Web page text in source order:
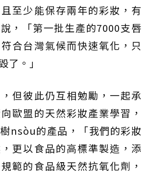
至少能保存兩年的彩妝，有
，「第一批生產的7000支唇
合台灣氣候而快速氧化，只
了。」
但彼此仍互相勉勵，一起承
歐盟的天然彩妝產業學習，
nsòu的產品，「我們的彩妝
更以食品的高標準製造，添
範的食品級天然抗氧化劑，